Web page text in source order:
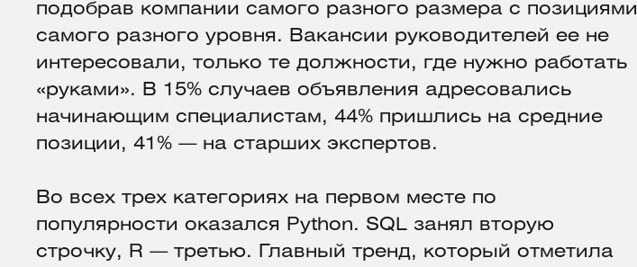
подобрав компании самого разного размера с позициями
самого разного уровня. Вакансии руководителей ее не
интересовали, только те должности, где нужно работать
«руками». В 15% случаев объявления адресовались
начинающим специалистам, 44% пришлись на средние
позиции, 41% — на старших экспертов.
Во всех трех категориях на первом месте по
популярности оказался Python. SQL занял вторую
строчку, R — третью. Главный тренд, который отметила